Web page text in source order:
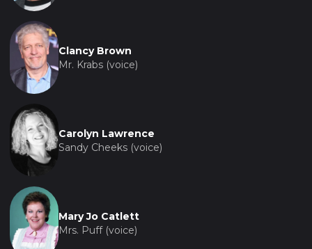
Clancy Brown
Mr. Krabs (voice)
Carolyn Lawrence
Sandy Cheeks (voice)
Mary Jo Catlett
Mrs. Puff (voice)